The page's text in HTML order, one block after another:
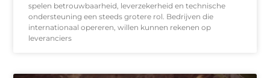
spelen betrouwbaarheid, leverzekerheid en technische
ondersteuning een steeds grotere rol. Bedrijven die
internationaal opereren, willen kunnen rekenen op
leveranciers